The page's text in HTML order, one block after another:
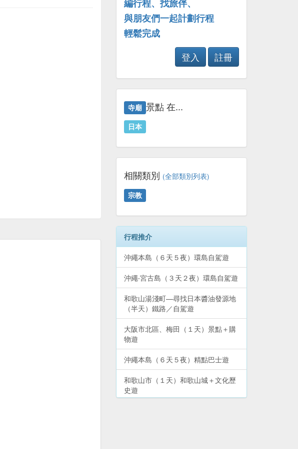
編行程、找旅伴、
與朋友們一起計劃行程
輕鬆完成
登入
註冊
寺廟 景點 在...
日本
相關類別 (全部類別列表)
宗教
行程推介
沖繩本島（６天５夜）環島自駕遊
沖繩‧宮古島（３天２夜）環島自駕遊
和歌山湯淺町—尋找日本醬油發源地
（半天）鐵路／自駕遊
大阪市北區、梅田（１天）景點＋購
物遊
沖繩本島（６天５夜）精點巴士遊
和歌山市（１天）和歌山城＋文化歷
史遊